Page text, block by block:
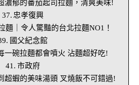
濃郁的番茄起司拉麵，清爽美味!
忠孝復興
麵｜令人驚豔的台北拉麵NO1！
國父紀念館
一碗拉麵都會噴火 沾麵超好吃!
市政府
超蝦的美味湯頭 叉燒飯不可錯過!